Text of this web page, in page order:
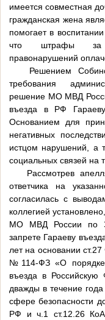
имеется совместная
гражданская жена
помогает в
что штрафы за
правонарушений
Решением
требования
решение МО МВД
въезда в РФ
Основанием для
негативных
истцом нарушений, а
социальных связей на
Рассмотрев
ответчика на
согласилась с
коллегией
МО МВД России по
запрете Гараеву
лет на основании
№114-ФЗ «О порядке
въезда в
дважды в течение года
сфере безопасности
РФ и ч.1 ст.12.26